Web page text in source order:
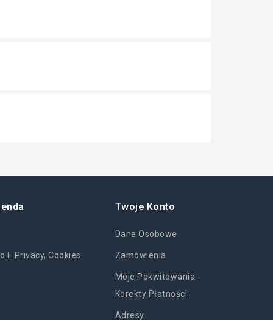
E Privacy, Cookies
Twoje Konto
Dane Osobowe
Zamówienia
Moje Pokwitowania -
Korekty Płatności
Adresy